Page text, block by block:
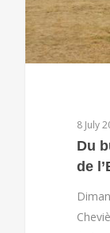
8 July
Du
de